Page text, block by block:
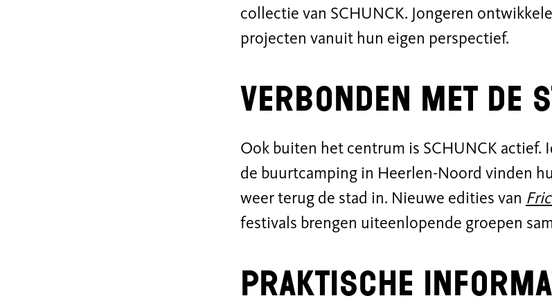
collectie van SCHUNCK. Jongeren
projecten vanuit hun eigen perspectief.
Verbonden met de
Ook buiten het centrum is SCHUNCK actief.
de buurtcamping in Heerlen-Noord vinden
weer terug de stad in. Nieuwe edities van
festivals brengen uiteenlopende groepen
Praktische